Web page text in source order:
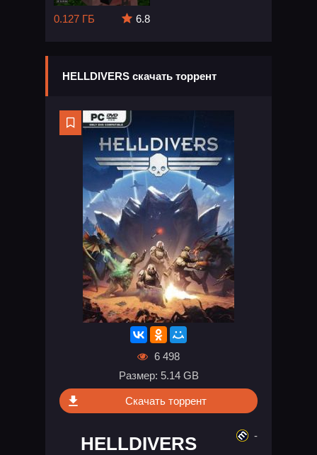
0.127 ГБ
6.8
HELLDIVERS скачать торрент
6 498
Размер: 5.14 GB
Скачать торрент
HELLDIVERS -